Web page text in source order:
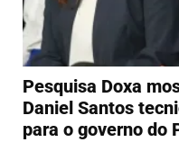
Pesquisa Doxa
Daniel Santos
para o governo do